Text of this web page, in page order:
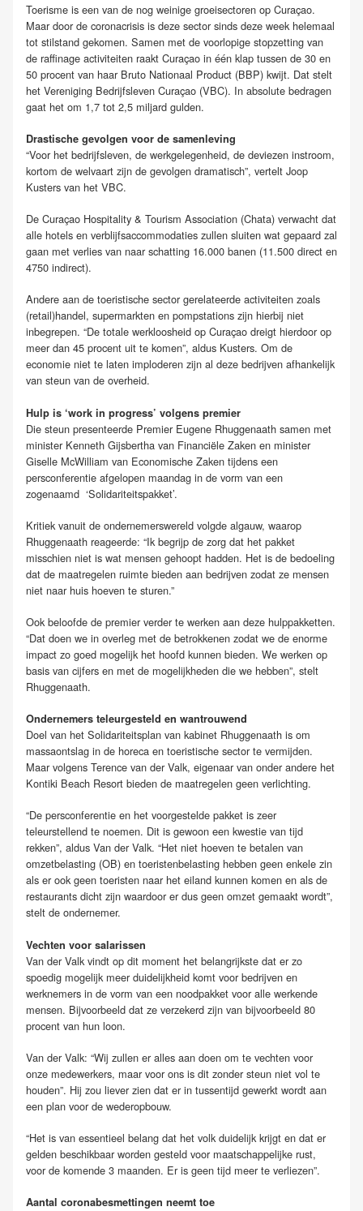
Toerisme is een van de nog weinige groeisectoren op Curaçao.
Maar door de coronacrisis is deze sector sinds deze week helemaal
tot stilstand gekomen. Samen met de voorlopige stopzetting van
de raffinage activiteiten raakt Curaçao in één klap tussen de 30 en
50 procent van haar Bruto Nationaal Product (BBP) kwijt. Dat stelt
het Vereniging Bedrijfsleven Curaçao (VBC). In absolute bedragen
gaat het om 1,7 tot 2,5 miljard gulden.
Drastische gevolgen voor de samenleving
“Voor het bedrijfsleven, de werkgelegenheid, de deviezen instroom,
kortom de welvaart zijn de gevolgen dramatisch”, vertelt Joop
Kusters van het VBC.
De Curaçao Hospitality & Tourism Association (Chata) verwacht dat
alle hotels en verblijfsaccommodaties zullen sluiten wat gepaard zal
gaan met verlies van naar schatting 16.000 banen (11.500 direct en
4750 indirect).
Andere aan de toeristische sector gerelateerde activiteiten zoals
(retail)handel, supermarkten en pompstations zijn hierbij niet
inbegrepen. “De totale werkloosheid op Curaçao dreigt hierdoor op
meer dan 45 procent uit te komen”, aldus Kusters. Om de
economie niet te laten imploderen zijn al deze bedrijven afhankelijk
van steun van de overheid.
Hulp is ‘work in progress’ volgens premier
Die steun presenteerde Premier Eugene Rhuggenaath samen met
minister Kenneth Gijsbertha van Financiële Zaken en minister
Giselle McWilliam van Economische Zaken tijdens een
persconferentie afgelopen maandag in de vorm van een
zogenaamd ‘Solidariteitspakket’.
Kritiek vanuit de ondernemerswereld volgde algauw, waarop
Rhuggenaath reageerde: “Ik begrijp de zorg dat het pakket
misschien niet is wat mensen gehoopt hadden. Het is de bedoeling
dat de maatregelen ruimte bieden aan bedrijven zodat ze mensen
niet naar huis hoeven te sturen.”
Ook beloofde de premier verder te werken aan deze hulppakketten.
“Dat doen we in overleg met de betrokkenen zodat we de enorme
impact zo goed mogelijk het hoofd kunnen bieden. We werken op
basis van cijfers en met de mogelijkheden die we hebben”, stelt
Rhuggenaath.
Ondernemers teleurgesteld en wantrouwend
Doel van het Solidariteitsplan van kabinet Rhuggenaath is om
massaontslag in de horeca en toeristische sector te vermijden.
Maar volgens Terence van der Valk, eigenaar van onder andere het
Kontiki Beach Resort bieden de maatregelen geen verlichting.
“De persconferentie en het voorgestelde pakket is zeer
teleurstellend te noemen. Dit is gewoon een kwestie van tijd
rekken”, aldus Van der Valk. “Het niet hoeven te betalen van
omzetbelasting (OB) en toeristenbelasting hebben geen enkele zin
als er ook geen toeristen naar het eiland kunnen komen en als de
restaurants dicht zijn waardoor er dus geen omzet gemaakt wordt”,
stelt de ondernemer.
Vechten voor salarissen
Van der Valk vindt op dit moment het belangrijkste dat er zo
spoedig mogelijk meer duidelijkheid komt voor bedrijven en
werknemers in de vorm van een noodpakket voor alle werkende
mensen. Bijvoorbeeld dat ze verzekerd zijn van bijvoorbeeld 80
procent van hun loon.
Van der Valk: “Wij zullen er alles aan doen om te vechten voor
onze medewerkers, maar voor ons is dit zonder steun niet vol te
houden”. Hij zou liever zien dat er in tussentijd gewerkt wordt aan
een plan voor de wederopbouw.
“Het is van essentieel belang dat het volk duidelijk krijgt en dat er
gelden beschikbaar worden gesteld voor maatschappelijke rust,
voor de komende 3 maanden. Er is geen tijd meer te verliezen”.
Aantal coronabesmettingen neemt toe